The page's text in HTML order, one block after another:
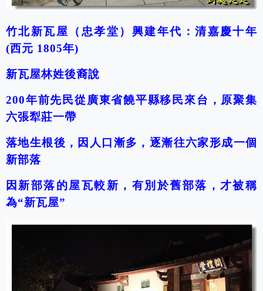
竹北新瓦屋（忠孝堂）興建年代：清嘉慶十年
(西元 1805年)
新瓦屋林姓後裔說
200年前先民從廣東省饒平縣移民來台，原聚集
六張犁莊一帶
落地生根後，因人口漸多，逐漸往六家形成一個
新部落
因新部落的屋瓦較新，有別於舊部落，才被稱
為“新瓦屋”